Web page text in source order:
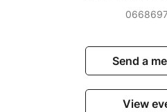
Send a
View